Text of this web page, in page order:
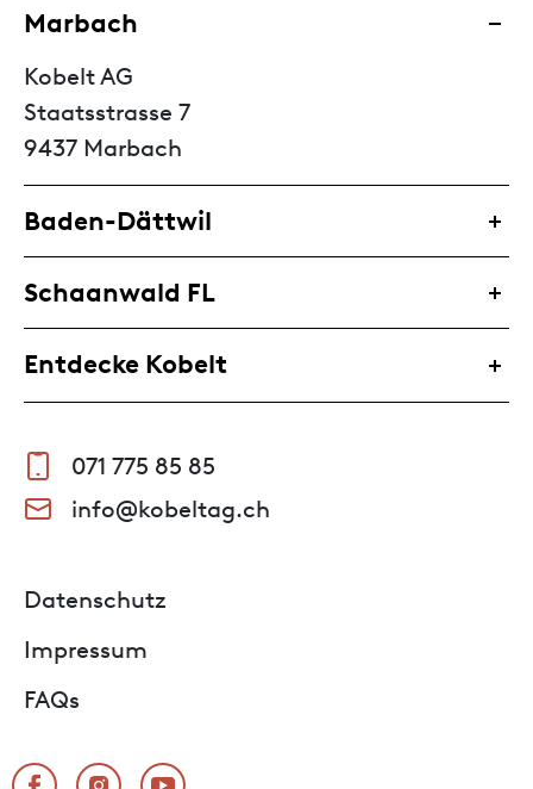
Marbach
Kobelt AG
Staatsstrasse 7
9437 Marbach
Baden-Dättwil
Schaanwald FL
Entdecke Kobelt
071 775 85 85
info@kobeltag.ch
Datenschutz
Impressum
FAQs